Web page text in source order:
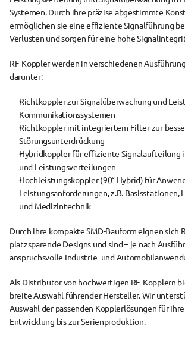
Systemen. Durch ihre präzise abgestimmte
ermöglichen sie eine effiziente Signalführung
Verlusten und sorgen für eine hohe
RF-Koppler werden in verschiedenen
darunter:
Richtkoppler zur Signalüberwachung und
Kommunikationssystemen
Richtkoppler mit integriertem Filter zur
Störungsunterdrückung
Hybridkoppler für effiziente Signalaufteilung
und Leistungsverteilungen
Hochleistungskoppler (90° Hybrid) für
Leistungsanforderungen, z.B. Basisstationen,
und Medizintechnik
Durch ihre kompakte SMD-Bauform eignen sich
platzsparende Designs und sind – je nach
anspruchsvolle Industrie- und
Als Distributor von hochwertigen RF-Kopplern
breite Auswahl führender Hersteller. Wir
Auswahl der passenden Kopplerlösungen für
Entwicklung bis zur Serienproduktion.